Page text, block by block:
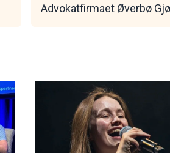
Advokatfirmaet Øverbø